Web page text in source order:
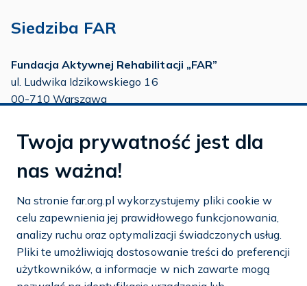
Siedziba FAR
Fundacja Aktywnej Rehabilitacji „FAR”
ul. Ludwika Idzikowskiego 16
00-710 Warszawa
tel.:22 651 88 03
22 858 26 39
tel.:22 642 22 91
e-mail:info@far.org.pl
Dostosuj cookies
Twoja prywatność jest dla
nas ważna!
Na stronie far.org.pl wykorzystujemy pliki cookie w
celu zapewnienia jej prawidłowego funkcjonowania,
analizy ruchu oraz optymalizacji świadczonych usług.
Pliki te umożliwiają dostosowanie treści do preferencji
użytkowników, a informacje w nich zawarte mogą